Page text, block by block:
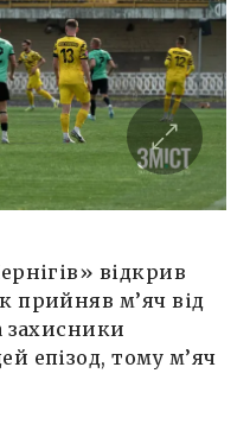
відкрив
прийняв м’яч від
захисники
епізод, тому м’яч